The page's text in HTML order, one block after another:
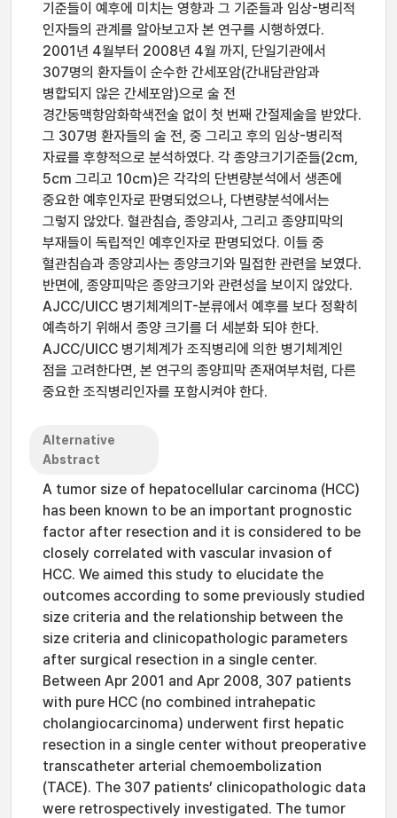
기준들이 예후에 미치는 영향과 그 기준들과 임상-병리적
인자들의 관계를 알아보고자 본 연구를 시행하였다.
2001년 4월부터 2008년 4월 까지, 단일기관에서
307명의 환자들이 순수한 간세포암(간내담관암과
병합되지 않은 간세포암)으로 술 전
경간동맥항암화학색전술 없이 첫 번째 간절제술을 받았다.
그 307명 환자들의 술 전, 중 그리고 후의 임상-병리적
자료를 후향적으로 분석하였다. 각 종양크기기준들(2cm,
5cm 그리고 10cm)은 각각의 단변량분석에서 생존에
중요한 예후인자로 판명되었으나, 다변량분석에서는
그렇지 않았다. 혈관침습, 종양괴사, 그리고 종양피막의
부재들이 독립적인 예후인자로 판명되었다. 이들 중
혈관침습과 종양괴사는 종양크기와 밀접한 관련을 보였다.
반면에, 종양피막은 종양크기와 관련성을 보이지 않았다.
AJCC/UICC 병기체계의T-분류에서 예후를 보다 정확히
예측하기 위해서 종양 크기를 더 세분화 되야 한다.
AJCC/UICC 병기체계가 조직병리에 의한 병기체계인
점을 고려한다면, 본 연구의 종양피막 존재여부처럼, 다른
중요한 조직병리인자를 포함시켜야 한다.
Alternative
Abstract
A tumor size of hepatocellular carcinoma (HCC)
has been known to be an important prognostic
factor after resection and it is considered to be
closely correlated with vascular invasion of
HCC. We aimed this study to elucidate the
outcomes according to some previously studied
size criteria and the relationship between the
size criteria and clinicopathologic parameters
after surgical resection in a single center.
Between Apr 2001 and Apr 2008, 307 patients
with pure HCC (no combined intrahepatic
cholangiocarcinoma) underwent first hepatic
resection in a single center without preoperative
transcatheter arterial chemoembolization
(TACE). The 307 patients’ clinicopathologic data
were retrospectively investigated. The tumor